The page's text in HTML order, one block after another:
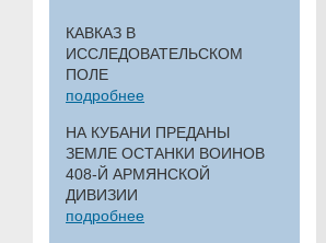
КАВКАЗ В
ИССЛЕДОВАТЕЛЬСКОМ
ПОЛЕ
подробнее
НА КУБАНИ ПРЕДАНЫ
ЗЕМЛЕ ОСТАНКИ ВОИНОВ
408-Й АРМЯНСКОЙ
ДИВИЗИИ
подробнее